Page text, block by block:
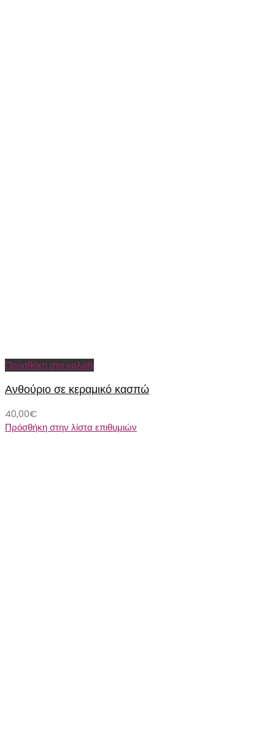
Προσθήκη στο καλάθι
Ανθούριο σε κεραμικό κασπώ
40,00€
Πρόσθήκη στην λίστα επιθυμιών